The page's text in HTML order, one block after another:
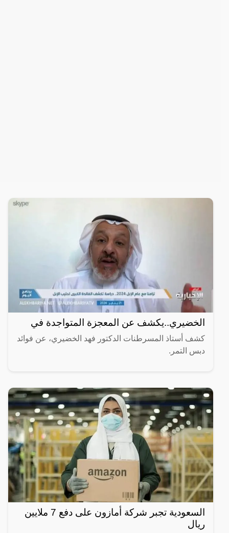
الخضيري..يكشف عن المعجزة المتواجدة في
كشف أستاذ المسرطنات الدكتور فهد الخضيري، عن فوائد
دبس التمر.
السعودية تجبر شركة أمازون على دفع 7 ملايين
ريال